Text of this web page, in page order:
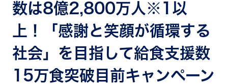
数は8億2,800万人※1以
上！「感謝と笑顔が循環する
社会」を目指して給食支援数
15万食突破目前キャンペーン